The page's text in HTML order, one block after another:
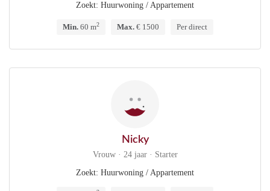
Zoekt: Huurwoning / Appartement
Min. 60 m2 Max. € 1500 Per direct
Nicky
Vrouw · 24 jaar · Starter
Zoekt: Huurwoning / Appartement